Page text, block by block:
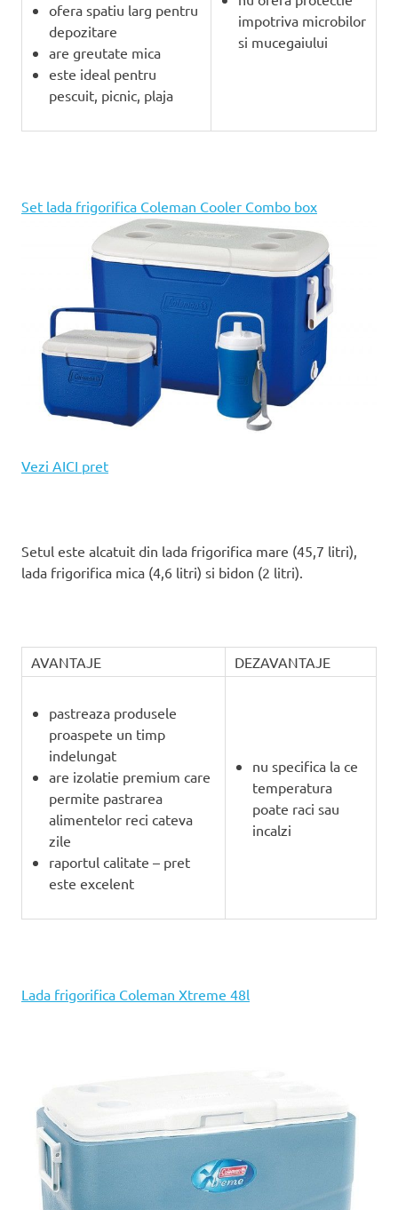
ofera spatiu larg pentru
depozitare
are greutate mica
este ideal pentru
pescuit, picnic, plaja
impotriva microbilor
si mucegaiului
Set lada frigorifica Coleman Cooler Combo box
Vezi AICI pret
Setul este alcatuit din lada frigorifica mare (45,7 litri),
lada frigorifica mica (4,6 litri) si bidon (2 litri).
AVANTAJE DEZAVANTAJE
pastreaza produsele
proaspete un timp
indelungat
are izolatie premium care
permite pastrarea
alimentelor reci cateva
zile
raportul calitate – pret
este excelent
nu specifica la ce
temperatura
poate raci sau
incalzi
Lada frigorifica Coleman Xtreme 48l